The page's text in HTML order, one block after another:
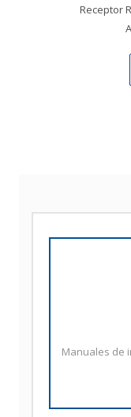
Receptor
Manuales de